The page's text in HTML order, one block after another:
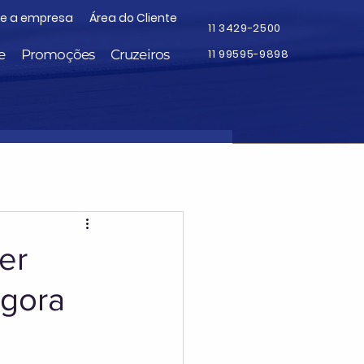
a empresa Área do Cliente
Promoções Cruzeiros
11 3429-2500
11 99595-9898